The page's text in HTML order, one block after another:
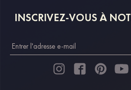
INSCRIVEZ-VOUS À